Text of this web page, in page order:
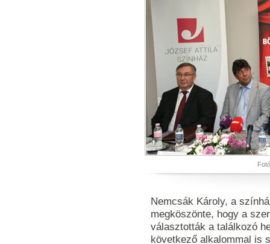
Nemcsák Károly, a
megköszönte, hogy a
választották a találkozó
következő alkalommal is